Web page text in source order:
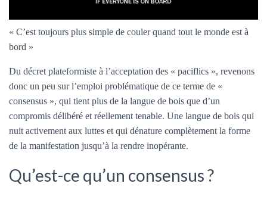
« C’est toujours plus simple de couler quand tout le monde est à
bord »
Du décret plateformiste à l’acceptation des « paciflics », revenons
donc un peu sur l’emploi problématique de ce terme de «
consensus », qui tient plus de la langue de bois que d’un
compromis délibéré et réellement tenable. Une langue de bois qui
nuit activement aux luttes et qui dénature complètement la forme
de la manifestation jusqu’à la rendre inopérante.
Qu’est-ce qu’un consensus ?